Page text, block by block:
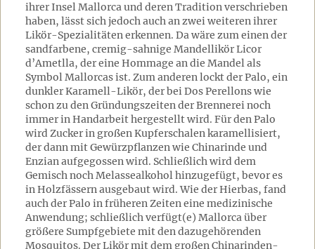
ihrer Insel Mallorca und deren Tradition verschrieben
haben, lässt sich jedoch auch an zwei weiteren ihrer
Likör-Spezialitäten erkennen. Da wäre zum einen der
sandfarbene, cremig-sahnige Mandellikör Licor
d’Ametlla, der eine Hommage an die Mandel als
Symbol Mallorcas ist. Zum anderen lockt der Palo, ein
dunkler Karamell-Likör, der bei Dos Perellons wie
schon zu den Gründungszeiten der Brennerei noch
immer in Handarbeit hergestellt wird. Für den Palo
wird Zucker in großen Kupferschalen karamellisiert,
der dann mit Gewürzpflanzen wie Chinarinde und
Enzian aufgegossen wird. Schließlich wird dem
Gemisch noch Melassealkohol hinzugefügt, bevor es
in Holzfässern ausgebaut wird. Wie der Hierbas, fand
auch der Palo in früheren Zeiten eine medizinische
Anwendung; schließlich verfügt(e) Mallorca über
größere Sumpfgebiete mit den dazugehörenden
Mosquitos. Der Likör mit dem großen Chinarinden-